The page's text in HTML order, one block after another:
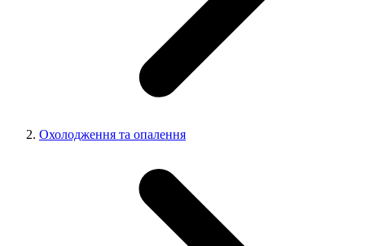
Охолодження та опалення